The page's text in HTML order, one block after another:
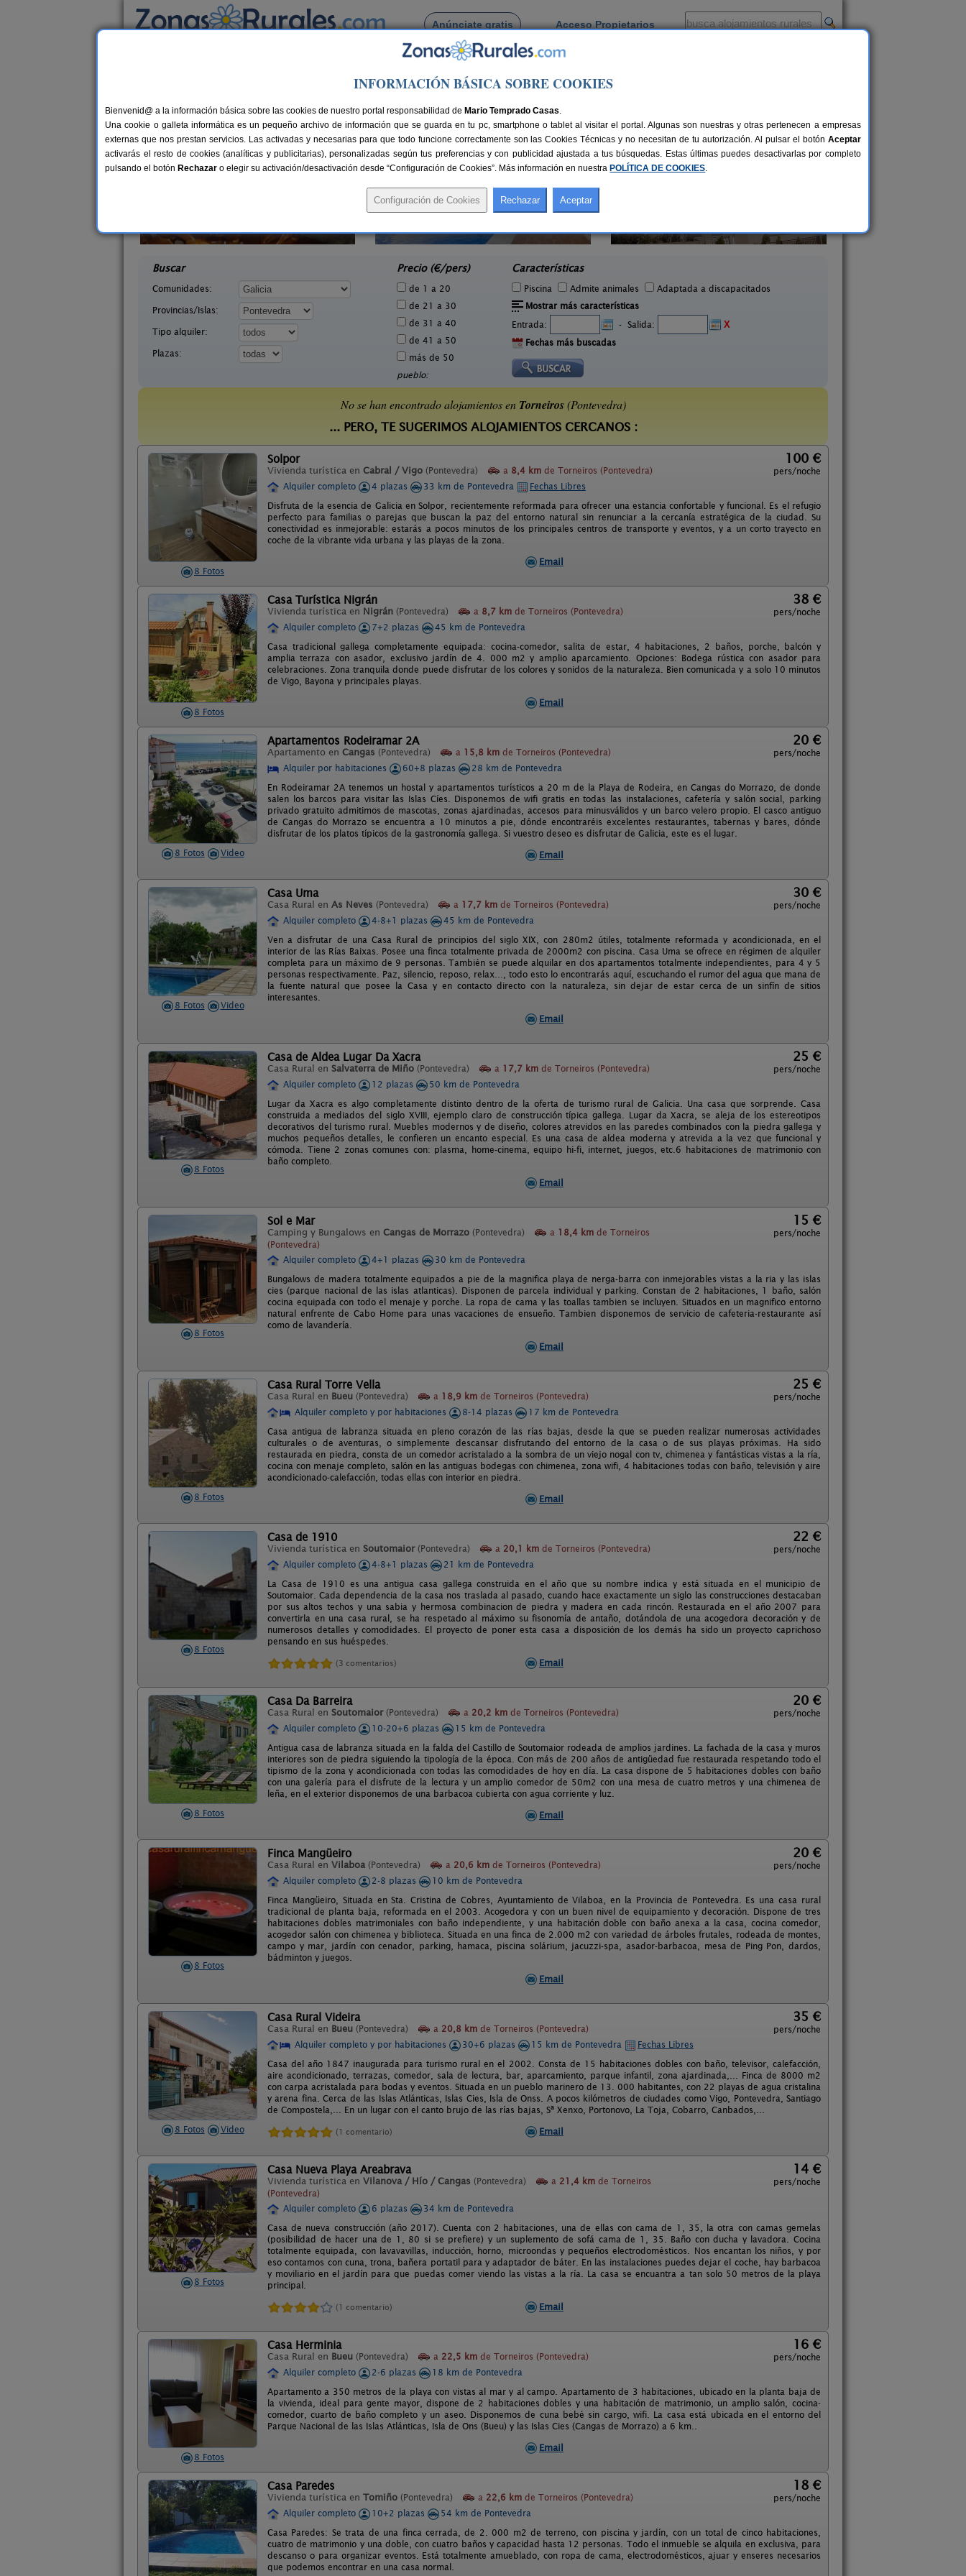
Anúnciate gratis Acceso Propietarios
Busca por pueblo
Casas Rurales cerca de Torneiros
21 €
Pensión Casa Angelina
Buscar
Comunidades:
Provincias/Islas:
Tipo alquiler:
Plazas:
Precio (€/pers)
de 1 a 20
de 21 a 30
de 31 a 40
de 41 a 50
más de 50
pueblo:
Características
Piscina Admite animales
Adaptada a discapacitados
Mostrar más características
Entrada:
- Salida:
X
Fechas más buscadas
No se han encontrado alojamientos en Torneiros(Pontevedra)
... PERO, TE SUGERIMOS ALOJAMIENTOS CERCANOS :
8 Fotos
Solpor
Vivienda turística en Cabral / Vigo (Pontevedra) a 8,4 km de Torneiros (Pontevedra)
100 €
pers/noche
Alquiler completo
4 plazas 33 km de Pontevedra
Fechas Libres
Disfruta de la esencia de Galicia en Solpor, recientemente reformada para ofrecer una estancia confortable y funcional. Es el refugio
perfecto para familias o parejas que buscan la paz del entorno natural sin renunciar a la cercanía estratégica de la ciudad. Su
conectividad es inmejorable: estarás a pocos minutos de los principales centros de transporte y eventos, y a un corto trayecto en
coche de la vibrante vida urbana y las playas de la zona.
Email
8 Fotos
Casa Turística Nigrán
Vivienda turística en Nigrán (Pontevedra) a 8,7 km de Torneiros (Pontevedra)
38 €
pers/noche
Alquiler completo
7+2 plazas
45 km de Pontevedra
Casa tradicional gallega completamente equipada: cocina-comedor, salita de estar, 4 habitaciones, 2 baños, porche, balcón y
amplia terraza con asador, exclusivo jardín de 4. 000 m2 y amplio aparcamiento. Opciones: Bodega rústica con asador para
celebraciones. Zona tranquila donde puede disfrutar de los colores y sonidos de la naturaleza. Bien comunicada y a solo 10 minutos
de Vigo, Bayona y principales playas.
Email
8 Fotos Video
Apartamentos Rodeiramar 2A
Apartamento en Cangas (Pontevedra) a 15,8 km de Torneiros (Pontevedra)
20 €
pers/noche
Alquiler por habitaciones
60+8 plazas
28 km de Pontevedra
En Rodeiramar 2A tenemos un hostal y apartamentos turísticos a 20 m de la Playa de Rodeira, en Cangas do Morrazo, de donde
salen los barcos para visitar las Islas Cíes. Disponemos de wifi gratis en todas las instalaciones, cafetería y salón social, parking
privado gratuito admitimos de mascotas, zonas ajardinadas, accesos para minusválidos y un barco velero propio. El casco antiguo
de Cangas do Morrazo se encuentra a 10 minutos a pie, dónde encontraréis excelentes restaurantes, tabernas y bares, dónde
disfrutar de los platos típicos de la gastronomía gallega. Si vuestro deseo es disfrutar de Galicia, este es el lugar.
Email
8 Fotos Video
Casa Uma
Casa Rural en As Neves (Pontevedra) a 17,7 km de Torneiros (Pontevedra)
30 €
pers/noche
Alquiler completo
4-8+1 plazas
45 km de Pontevedra
Ven a disfrutar de una Casa Rural de principios del siglo XIX, con 280m2 útiles, totalmente reformada y acondicionada, en el
interior de las Rías Baixas. Posee una finca totalmente privada de 2000m2 con piscina. Casa Uma se ofrece en régimen de alquiler
completa para un máximo de 9 personas. También se puede alquilar en dos apartamentos totalmente independientes, para 4 y 5
personas respectivamente. Paz, silencio, reposo, relax…, todo esto lo encontrarás aquí, escuchando el rumor del agua que mana de
la fuente natural que posee la Casa y en contacto directo con la naturaleza, sin dejar de estar cerca de un sinfín de sitios
interesantes.
Email
8 Fotos
Casa de Aldea Lugar Da Xacra
Casa Rural en Salvaterra de Miño (Pontevedra) a 17,7 km de Torneiros (Pontevedra)
25 €
pers/noche
Alquiler completo
12 plazas
50 km de Pontevedra
Lugar da Xacra es algo completamente distinto dentro de la oferta de turismo rural de Galicia. Una casa que sorprende. Casa
construida a mediados del siglo XVIII, ejemplo claro de construcción típica gallega. Lugar da Xacra, se aleja de los estereotipos
decorativos del turismo rural. Muebles modernos y de diseño, colores atrevidos en las paredes combinados con la piedra gallega y
muchos pequeños detalles, le confieren un encanto especial. Es una casa de aldea moderna y atrevida a la vez que funcional y
cómoda. Tiene 2 zonas comunes con: plasma, home-cinema, equipo hi-fi, internet, juegos, etc.6 habitaciones de matrimonio con
baño completo.
Email
8 Fotos
Sol e Mar
Camping y Bungalows en Cangas de Morrazo (Pontevedra) a 18,4 km de Torneiros
(Pontevedra)
15 €
pers/noche
Alquiler completo 4+1 plazas
30 km de Pontevedra
Bungalows de madera totalmente equipados a pie de la magnifica playa de nerga-barra con inmejorables vistas a la ria y las islas
cies (parque nacional de las islas atlanticas). Disponen de parcela individual y parking. Constan de 2 habitaciones, 1 baño, salón
cocina equipada con todo el menaje y porche. La ropa de cama y las toallas tambien se incluyen. Situados en un magnifico entorno
natural enfrente de Cabo Home para unas vacaciones de ensueño. Tambien disponemos de servicio de cafeteria-restaurante así
como de lavandería.
Email
8 Fotos
Casa Rural Torre Vella
Casa Rural en Bueu (Pontevedra) a 18,9 km de Torneiros (Pontevedra)
25 €
pers/noche
Alquiler completo y por habitaciones
8-14 plazas
17 km de Pontevedra
Casa antigua de labranza situada en pleno corazón de las rías bajas, desde la que se pueden realizar numerosas actividades
culturales o de aventuras, o simplemente descansar disfrutando del entorno de la casa o de sus playas próximas. Ha sido
restaurada en piedra, consta de un comedor acristalado a la sombra de un viejo nogal con tv, chimenea y fantásticas vistas a la ría,
cocina con menaje completo, salón en las antiguas bodegas con chimenea, zona wifi, 4 habitaciones todas con baño, televisión y aire
acondicionado-calefacción, todas ellas con interior en piedra.
Email
8 Fotos
Casa de 1910
Vivienda turística en Soutomaior (Pontevedra) a 20,1 km de Torneiros (Pontevedra)
22 €
pers/noche
Alquiler completo
4-8+1 plazas
21 km de Pontevedra
La Casa de 1910 es una antigua casa gallega construida en el año que su nombre indica y está situada en el municipio de
Soutomaior. Cada dependencia de la casa nos traslada al pasado, cuando hace exactamente un siglo las construcciones destacaban
por sus altos techos y una sabia y hermosa combinacion de piedra y madera en cada rincón. Restaurada en el año 2007 para
convertirla en una casa rural, se ha respetado al máximo su fisonomía de antaño, dotándola de una acogedora decoración y de
numerosos detalles y comodidades. El proyecto de poner esta casa a disposición de los demás ha sido un proyecto caprichoso
pensando en sus huéspedes.
(3 comentarios) Email
8 Fotos
Casa Da Barreira
Casa Rural en Soutomaior (Pontevedra) a 20,2 km de Torneiros (Pontevedra)
20 €
pers/noche
Alquiler completo
10-20+6 plazas
15 km de Pontevedra
Antigua casa de labranza situada en la falda del Castillo de Soutomaior rodeada de amplios jardines. La fachada de la casa y muros
interiores son de piedra siguiendo la tipología de la época. Con más de 200 años de antigüedad fue restaurada respetando todo el
tipismo de la zona y acondicionada con todas las comodidades de hoy en día. La casa dispone de 5 habitaciones dobles con baño
con una galería para el disfrute de la lectura y un amplio comedor de 50m2 con una mesa de cuatro metros y una chimenea de
leña, en el exterior disponemos de una barbacoa cubierta con agua corriente y luz.
Email
8 Fotos
Finca Mangüeiro
Casa Rural en Vilaboa (Pontevedra) a 20,6 km de Torneiros (Pontevedra)
20 €
pers/noche
Alquiler completo
2-8 plazas
10 km de Pontevedra
Finca Mangüeiro, Situada en Sta. Cristina de Cobres, Ayuntamiento de Vilaboa, en la Provincia de Pontevedra. Es una casa rural
tradicional de planta baja, reformada en el 2003. Acogedora y con un buen nivel de equipamiento y decoración. Dispone de tres
habitaciones dobles matrimoniales con baño independiente, y una habitación doble con baño anexa a la casa, cocina comedor,
acogedor salón con chimenea y biblioteca. Situada en una finca de 2.000 m2 con variedad de árboles frutales, rodeada de montes,
campo y mar, jardín con cenador, parking, hamaca, piscina solárium, jacuzzi-spa, asador-barbacoa, mesa de Ping Pon, dardos,
bádminton y juegos.
Email
8 Fotos Video
Casa Rural Videira
Casa Rural en Bueu (Pontevedra) a 20,8 km de Torneiros (Pontevedra)
35 €
pers/noche
Alquiler completo y por habitaciones
30+6 plazas 15 km de Pontevedra
Fechas Libres
Casa del año 1847 inaugurada para turismo rural en el 2002. Consta de 15 habitaciones dobles con baño, televisor, calefacción,
aire acondicionado, terrazas, comedor, sala de lectura, bar, aparcamiento, parque infantil, zona ajardinada,... Finca de 8000 m2
con carpa acristalada para bodas y eventos. Situada en un pueblo marinero de 13. 000 habitantes, con 22 playas de agua cristalina
y arena fina. Cerca de las Islas Atlánticas, Islas Cies, Isla de Onss. A pocos kilómetros de ciudades como Vigo, Pontevedra, Santiago
de Compostela,... En un lugar con el canto brujo de las rías bajas, Sª Xenxo, Portonovo, La Toja, Cobarro, Canbados,...
(1 comentario) Email
8 Fotos
Casa Nueva Playa Areabrava
Vivienda turística en Vilanova / Hío / Cangas (Pontevedra) a 21,4 km de Torneiros
(Pontevedra)
14 €
pers/noche
Alquiler completo 6 plazas
34 km de Pontevedra
Casa de nueva construcción (año 2017). Cuenta con 2 habitaciones, una de ellas con cama de 1, 35, la otra con camas gemelas
(posibilidad de hacer una de 1, 80 si se prefiere) y un suplemento de sofá cama de 1, 35. Baño con ducha y lavadora. Cocina
totalmente equipada, con lavavavillas, inducción, horno, microondas y pequeños electrodomésticos. Nos encantan los niños, y por
eso contamos con cuna, trona, bañera portatil para y adaptador de báter. En las instalaciones puedes dejar el coche, hay barbacoa
y moviliario en el jardín para que puedas comer viendo las vistas a la ría. La casa se encuantra a tan solo 50 metros de la playa
principal.
(1 comentario) Email
8 Fotos
Casa Herminia
Casa Rural en Bueu (Pontevedra) a 22,5 km de Torneiros (Pontevedra)
16 €
pers/noche
Alquiler completo
2-6 plazas
18 km de Pontevedra
Apartamento a 350 metros de la playa con vistas al mar y al campo. Apartamento de 3 habitaciones, ubicado en la planta baja de
la vivienda, ideal para gente mayor, dispone de 2 habitaciones dobles y una habitación de matrimonio, un amplio salón, cocina-
comedor, cuarto de baño completo y un aseo. Disponemos de cuna bebé sin cargo, wifi. La casa está ubicada en el entorno del
Parque Nacional de las Islas Atlánticas, Isla de Ons (Bueu) y las Islas Cies (Cangas de Morrazo) a 6 km..
Email
Casa Paredes
Vivienda turística en Tomiño (Pontevedra) a 22,6 km de Torneiros (Pontevedra)
18 €
pers/noche
Alquiler completo
10+2 plazas
54 km de Pontevedra
Casa Paredes: Se trata de una finca cerrada, de 2. 000 m2 de terreno, con piscina y jardín, con un total de cinco habitaciones,
cuatro de matrimonio y una doble, con cuatro baños y capacidad hasta 12 personas. Todo el inmueble se alquila en exclusiva, para
descanso o para organizar eventos. Está totalmente amueblado, con ropa de cama, electrodomésticos, ajuar y enseres necesarios
que podemos encontrar en una casa normal.
INFORMACIÓN BÁSICA SOBRE COOKIES
Bienvenid@ a la información básica sobre las cookies de nuestro portal responsabilidad de Mario Temprado Casas.
Una cookie o galleta informática es un pequeño archivo de información que se guarda en tu pc, smartphone o tablet al visitar el portal. Algunas son nuestras y otras pertenecen a empresas
externas que nos prestan servicios. Las activadas y necesarias para que todo funcione correctamente son las Cookies Técnicas y no necesitan de tu autorización. Al pulsar el botón Aceptar
activarás el resto de cookies (analíticas y publicitarias), personalizadas según tus preferencias y con publicidad ajustada a tus búsquedas. Estas últimas puedes desactivarlas por completo
pulsando el botón Rechazar o elegir su activación/desactivación desde “Configuración de Cookies”. Más información en nuestra POLÍTICA DE COOKIES.